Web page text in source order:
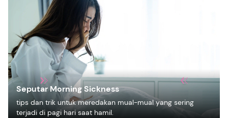
Seputar Morning Sickness
tips dan trik untuk meredakan mual-mual yang sering
terjadi di pagi hari saat hamil.